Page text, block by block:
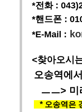
*전화 :
*핸드폰 :
*E-Mail :
<찾아오시
오송역에
ㅡㅡ> 미
* 오송역은